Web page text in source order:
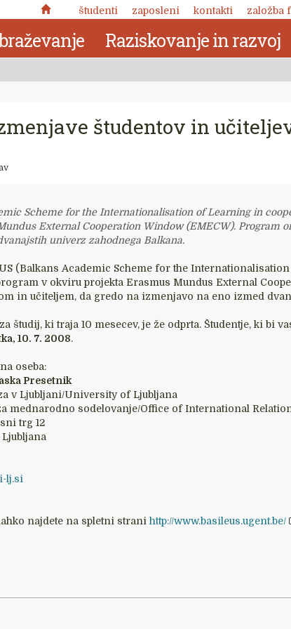
Nuja pomena: zabeležke o
kronotropni naravi človekove
narave
študenti zaposleni kontakti založba
Raziskovanje in razvoj
študentov in
Scheme for the Internationalisation of Learning in
External Cooperation Window (EMECW). Program
univerz zahodnega Balkana.
(Balkans Academic Scheme for the
v okviru projekta Erasmus Mundus External
in učiteljem, da gredo na izmenjavo na eno izmed
študij, ki traja 10 mesecev, je že odprta. Študentje, ki bi
10. 7. 2008.
oseba:
Presetnik
v Ljubljani/University of Ljubljana
mednarodno sodelovanje/Office of International
trg 12
Ljubljana
lj.si
najdete na spletni strani http://www.basileus.ugent.be/